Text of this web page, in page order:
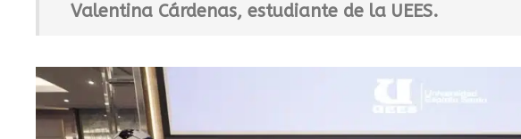
Valentina Cárdenas, estudiante de la UEES.